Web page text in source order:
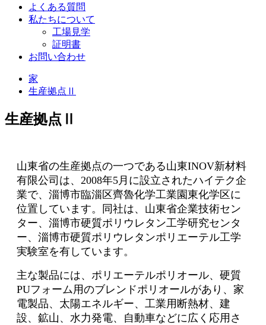
よくある質問
私たちについて
工場見学
証明書
お問い合わせ
家
生産拠点Ⅱ
生産拠点Ⅱ
山東省の生産拠点の一つである山東INOV新材料
有限公司は、2008年5月に設立されたハイテク企
業で、淄博市臨淄区齊魯化学工業園東化学区に
位置しています。同社は、山東省企業技術セン
ター、淄博市硬質ポリウレタン工学研究センタ
ー、淄博市硬質ポリウレタンポリエーテル工学
実験室を有しています。
主な製品には、ポリエーテルポリオール、硬質
PUフォーム用のブレンドポリオールがあり、家
電製品、太陽エネルギー、工業用断熱材、建
設、鉱山、水力発電、自動車などに広く応用さ